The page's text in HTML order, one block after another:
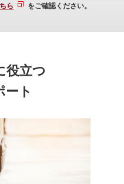
ら をご確認ください。
役立つ
ート